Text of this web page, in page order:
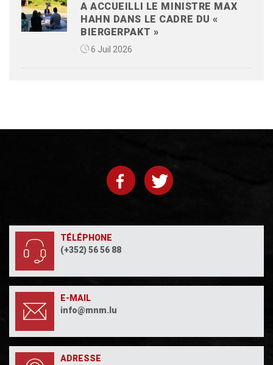
A ACCUEILLI LE MINISTRE MAX
HAHN DANS LE CADRE DU «
BIERGERPAKT »
6 Juil 2026
TÉLÉPHONE
(+352) 56 56 88
E-MAIL
info@mnm.lu
ADRESSE